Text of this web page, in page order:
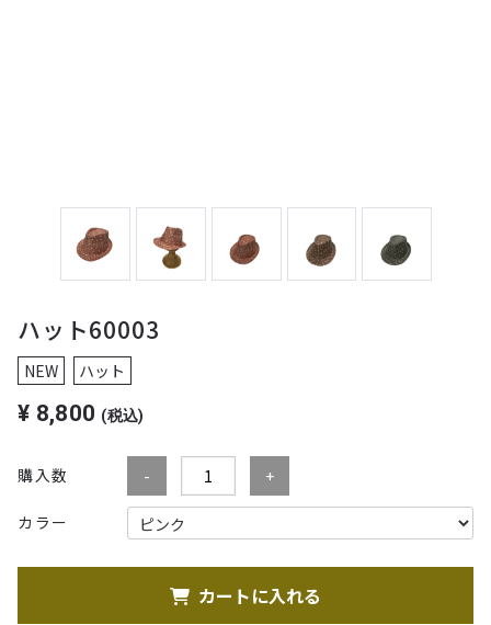
ハット60003
NEW ハット
¥ 8,800 (税込)
購入数
カラー
カートに入れる